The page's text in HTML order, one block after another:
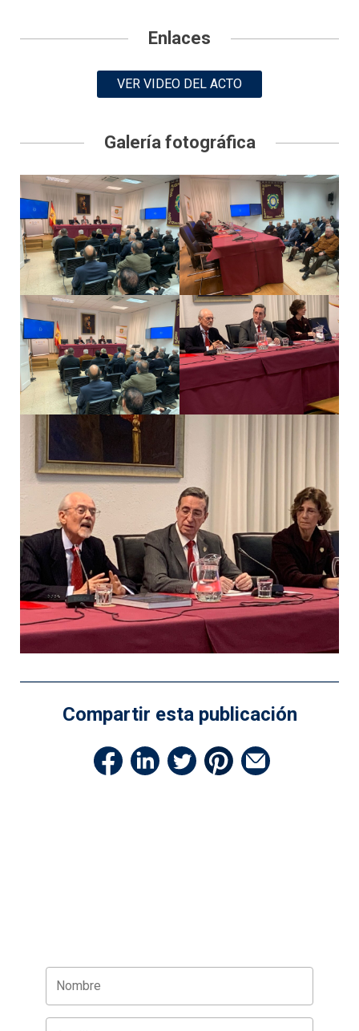
Enlaces
VER VIDEO DEL ACTO
Galería fotográfica
Compartir esta publicación